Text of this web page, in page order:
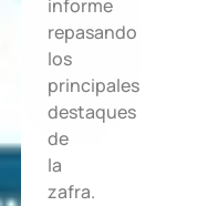
informe
repasando
los
principales
destaques
de
la
zafra.